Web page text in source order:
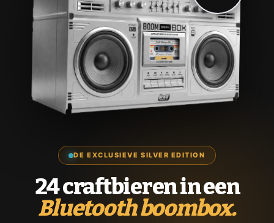
DE EXCLUSIEVE SILVER EDITION
24 craftbieren in een
Bluetooth boombox.